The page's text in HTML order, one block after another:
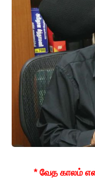
* வேத காலம்